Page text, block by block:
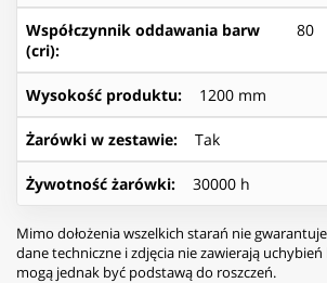
Współczynnik oddawania barw
(cri):
80
Wysokość produktu: 1200 mm
Żarówki w zestawie: Tak
Żywotność żarówki: 30000 h
Mimo dołożenia wszelkich starań nie
dane techniczne i zdjęcia nie zawierają
mogą jednak być podstawą do roszczeń.